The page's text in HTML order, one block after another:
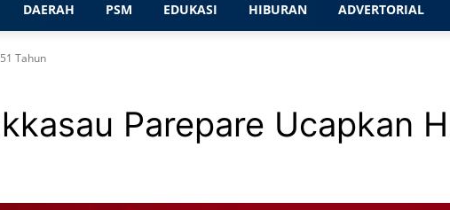
DAERAH PSM EDUKASI HIBURAN ADVERTORIAL
Tahun
Parepare Ucapkan